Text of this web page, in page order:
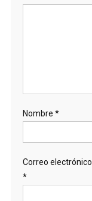
Nombre *
Correo electrónico
*